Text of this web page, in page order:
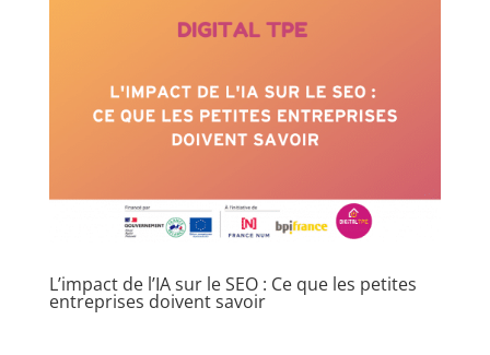
L’impact de l’IA sur le SEO : Ce que les petites
entreprises doivent savoir